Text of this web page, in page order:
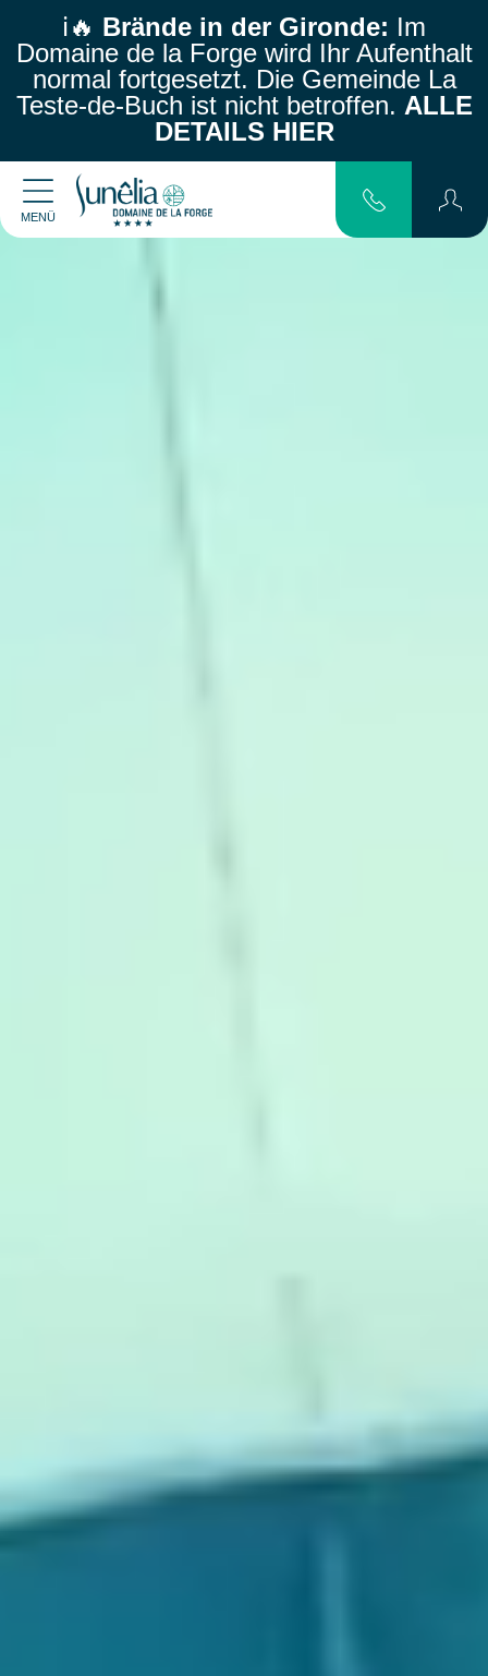
ℹ️🔥 Brände in der Gironde: Im
Domaine de la Forge wird Ihr Aufenthalt
normal fortgesetzt. Die Gemeinde La
Teste-de-Buch ist nicht betroffen. ALLE
DETAILS HIER
MENÜ